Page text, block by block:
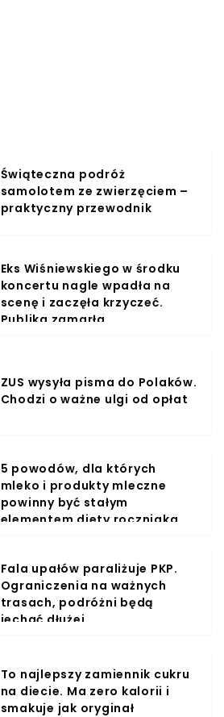
Świąteczna podróż
samolotem ze zwierzęciem –
praktyczny przewodnik
Eks Wiśniewskiego w środku
koncertu nagle wpadła na
scenę i zaczęła krzyczeć.
Publika zamarła
ZUS wysyła pisma do Polaków.
Chodzi o ważne ulgi od opłat
5 powodów, dla których
mleko i produkty mleczne
powinny być stałym
elementem diety roczniaka
Fala upałów paraliżuje PKP.
Ograniczenia na ważnych
trasach, podróżni będą
jechać dłużej
To najlepszy zamiennik cukru
na diecie. Ma zero kalorii i
smakuje jak oryginał